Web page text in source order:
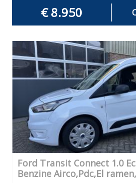
€ 8.950
Ford Transit Connect 1.0
Benzine Airco,Pdc,El